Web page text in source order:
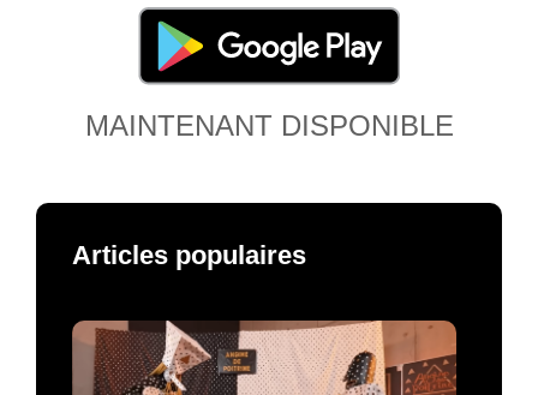
MAINTENANT DISPONIBLE
Articles populaires